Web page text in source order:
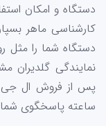
دستگاه و امکان
کارشناسی ماهر
دستگاه شما را مثل
نمایندگی
ساعته پاسخگوی